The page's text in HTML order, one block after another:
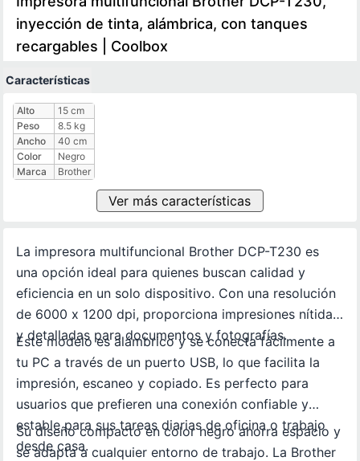
inyección de tinta, alámbrica, con tanques
recargables | Coolbox
Características
Características técnicas
Alto
15 cm
Peso
8.5 kg
Ancho
40 cm
Color
Negro
Marca
Brother
Ver más características
La impresora multifuncional Brother DCP-T230 es
una opción ideal para quienes buscan calidad y
eficiencia en un solo dispositivo. Con una resolución
de 6000 x 1200 dpi, proporciona impresiones nítidas
y detalladas para documentos y fotografías.
Este modelo es alámbrico y se conecta fácilmente a
tu PC a través de un puerto USB, lo que facilita la
impresión, escaneo y copiado. Es perfecto para
usuarios que prefieren una conexión confiable y
estable para sus tareas diarias de oficina o trabajo
desde casa.
Su diseño compacto en color negro ahorra espacio y
se adapta a cualquier entorno de trabajo. La Brother